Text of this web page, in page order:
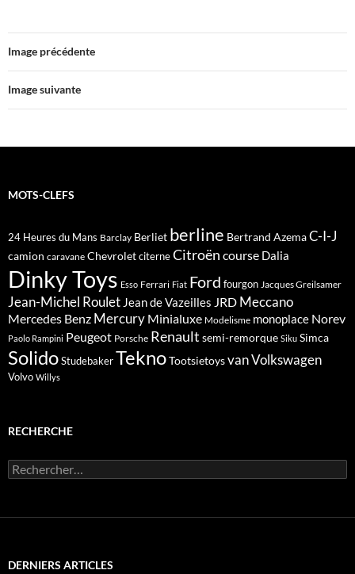
Image précédente
Image suivante
MOTS-CLEFS
24 Heures du Mans Barclay Berliet berline Bertrand AzemaC-I-J
camion caravane ChevroletciterneCitroën course Dalia
Dinky Toys Esso Ferrari Fiat Ford fourgon Jacques Greilsamer
Jean-Michel Roulet Jean de Vazeilles JRD Meccano
Mercedes Benz Mercury Minialuxe Modelisme monoplace Norev
Paolo Rampini Peugeot Porsche Renault semi-remorque Siku Simca
SolidoStudebakerTeknoTootsietoysvanVolkswagen
Volvo Willys
RECHERCHE
Rechercher :
DERNIERS ARTICLES